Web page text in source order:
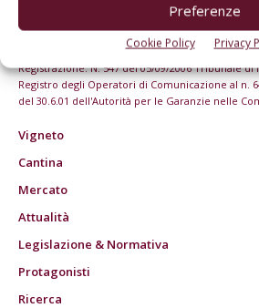
Preferenze
Cookie Policy Privacy
© Tecniche Nuove Spa. Tutti i diritti riservati.
20157 Milano | Codice fiscale, Partita IVA e
imprese di Milano: 00753480151
Registrazione: N. 547 del 05/09/2006 Tribunale
Registro degli Operatori di Comunicazione al n.
del 30.6.01 dell'Autorità per le Garanzie nelle
Vigneto
Cantina
Mercato
Attualità
Legislazione & Normativa
Protagonisti
Ricerca